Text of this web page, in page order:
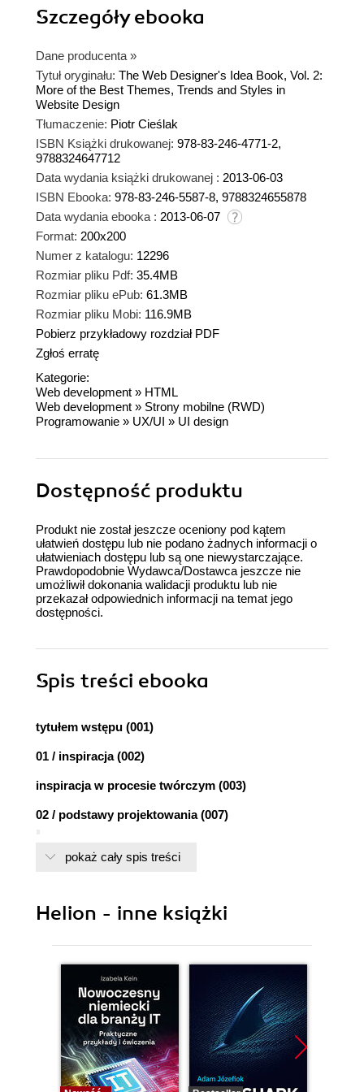
Szczegółyebooka
Dane producenta »
Tytuł oryginału: The Web Designer's Idea Book, Vol. 2:
More of the Best Themes, Trends and Styles in
Website Design
Tłumaczenie: Piotr Cieślak
ISBN Książki drukowanej: 978-83-246-4771-2,
9788324647712
Data wydania książki drukowanej : 2013-06-03
ISBN Ebooka: 978-83-246-5587-8, 9788324655878
Data wydania ebooka : 2013-06-07
Format: 200x200
Numer z katalogu: 12296
Rozmiar pliku Pdf: 35.4MB
Rozmiar pliku ePub: 61.3MB
Rozmiar pliku Mobi: 116.9MB
Pobierz przykładowy rozdział PDF
Zgłoś erratę
Kategorie:
Web development » HTML
Web development » Strony mobilne (RWD)
Programowanie » UX/UI » UI design
Dostępność produktu
Produkt nie został jeszcze oceniony pod kątem
ułatwień dostępu lub nie podano żadnych informacji o
ułatwieniach dostępu lub są one niewystarczające.
Prawdopodobnie Wydawca/Dostawca jeszcze nie
umożliwił dokonania walidacji produktu lub nie
przekazał odpowiednich informacji na temat jego
dostępności.
Spis treści ebooka
tytułem wstępu (001)
01 / inspiracja (002)
inspiracja w procesie twórczym (003)
02 / podstawy projektowania (007)
kontrast (012)
powtórzenie (024)
03 / podział stron według typów (030)
aplikacja na iphone'a (031)
niezależny twórca (036)
zespół muzyczny (041)
blog (045)
strona prywatna (051)
firma projektowa (055)
pokaż cały spis treści
Helion - inne książki